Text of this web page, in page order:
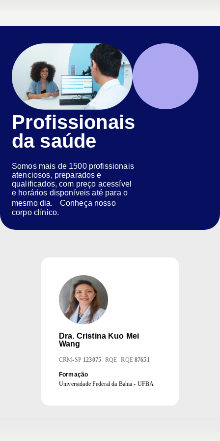
Profissionais
da saúde
Somos mais de 1500 profissionais
atenciosos, preparados e
qualificados, com preço acessível
e horários disponíveis até para o
mesmo dia. Conheça nosso
corpo clínico.
Dra. Cristina Kuo Mei
Wang
CRM-SP 123075 RQE RQE87651
Formação
Universidade Federal da Bahia - UFBA